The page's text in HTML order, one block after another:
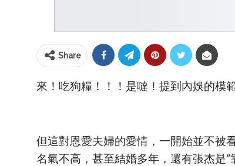
Share
來！吃狗糧！！！是噠！提到內娛的模
但這對恩愛夫婦的愛情，一開始並不被
名氣不高，甚至結婚多年，還有張杰是“